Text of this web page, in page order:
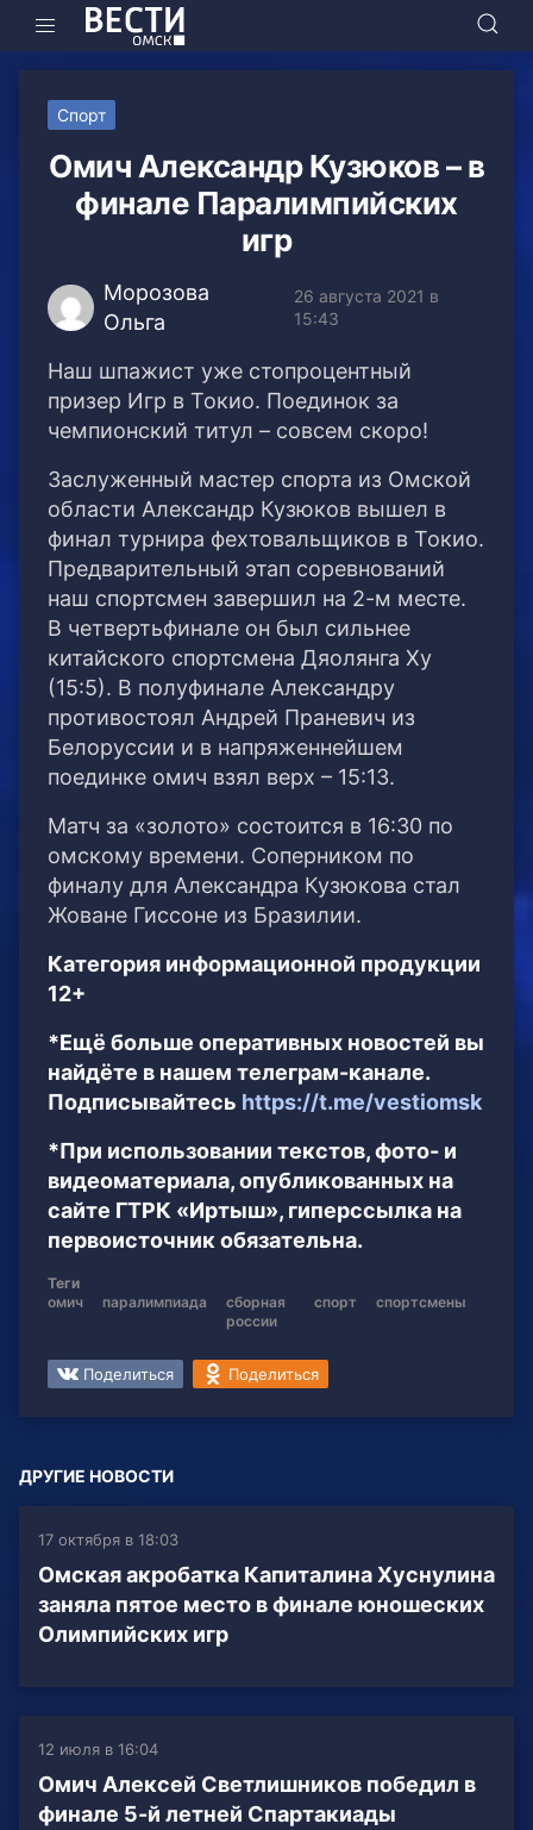
Спорт
Омич Александр Кузюков – в
финале Паралимпийских
игр
Морозова
Ольга
26 августа 2021 в
15:43
Наш шпажист уже стопроцентный
призер Игр в Токио. Поединок за
чемпионский титул – совсем скоро!
Заслуженный мастер спорта из Омской
области Александр Кузюков вышел в
финал турнира фехтовальщиков в Токио.
Предварительный этап соревнований
наш спортсмен завершил на 2-м месте.
В четвертьфинале он был сильнее
китайского спортсмена Дяолянга Ху
(15:5). В полуфинале Александру
противостоял Андрей Праневич из
Белоруссии и в напряженнейшем
поединке омич взял верх – 15:13.
Матч за «золото» состоится в 16:30 по
омскому времени. Соперником по
финалу для Александра Кузюкова стал
Жоване Гиссоне из Бразилии.
Категория информационной продукции
12+
*Ещё больше оперативных новостей вы
найдёте в нашем телеграм-канале.
Подписывайтесь https://t.me/vestiomsk
*При использовании текстов, фото- и
видеоматериала, опубликованных на
сайте ГТРК «Иртыш», гиперссылка на
первоисточник обязательна.
Теги
омич
паралимпиада
сборная
россии
спорт спортсмены
Поделиться Поделиться
ДРУГИЕ НОВОСТИ
17 октября в 18:03
Омская акробатка Капиталина Хуснулина
заняла пятое место в финале юношеских
Олимпийских игр
12 июля в 16:04
Омич Алексей Светлишников победил в
финале 5-й летней Спартакиады